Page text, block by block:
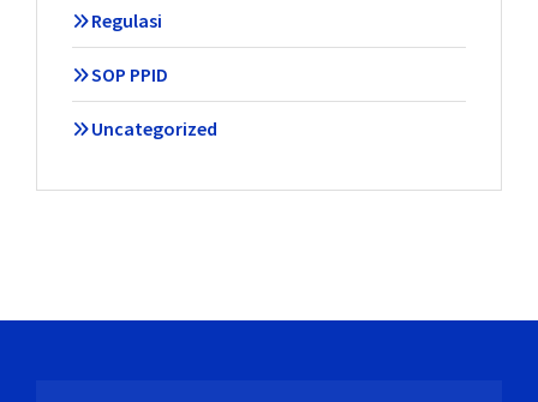
Regulasi
SOP PPID
Uncategorized